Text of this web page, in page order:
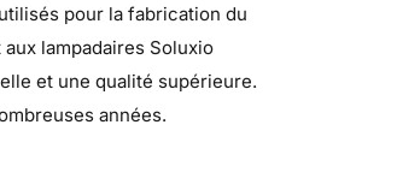
pour la fabrication du
lampadaires Soluxio
et une qualité supérieure.
années.